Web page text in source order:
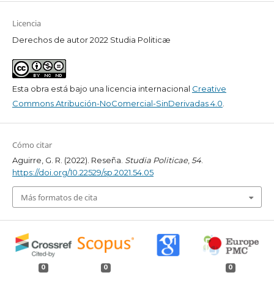
Licencia
Derechos de autor 2022 Studia Politicæ
Esta obra está bajo una licencia internacional Creative
Commons Atribución-NoComercial-SinDerivadas 4.0.
Cómo citar
Aguirre, G. R. (2022). Reseña. Studia Politicae,54.
https://doi.org/10.22529/sp.2021.54.05
Más formatos de cita
0 0 0